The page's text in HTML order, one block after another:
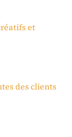
et
des clients